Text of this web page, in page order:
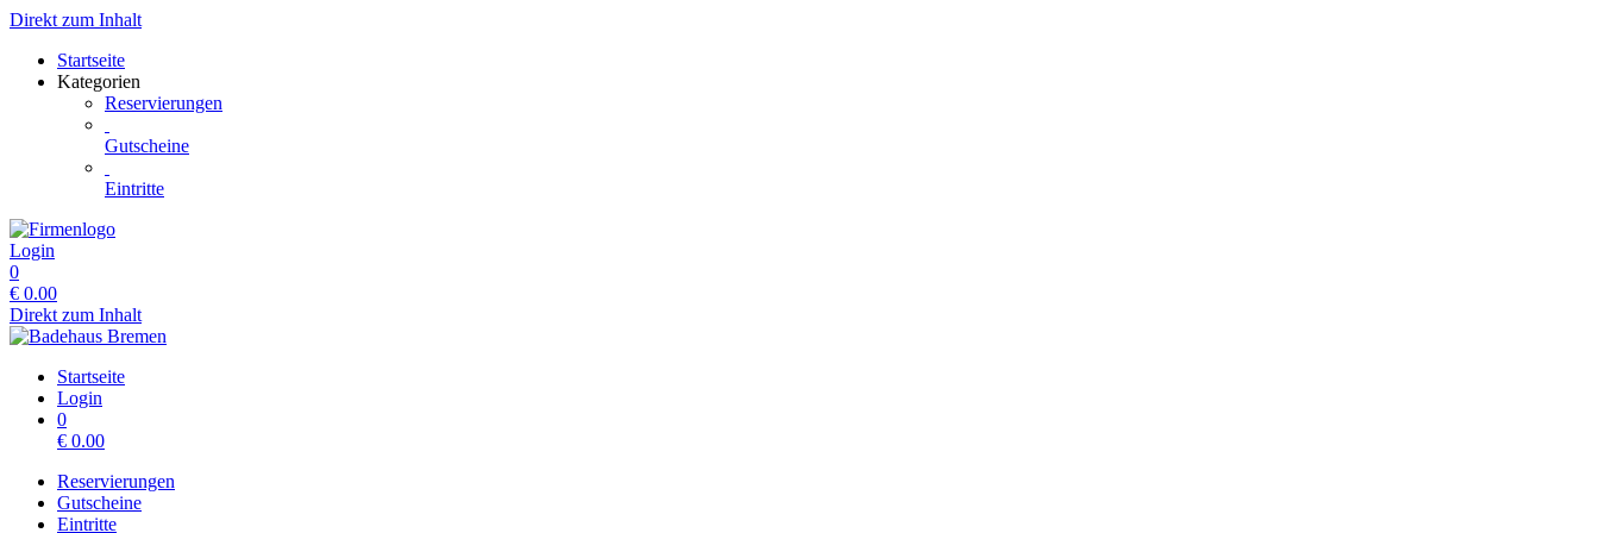
Direkt zum Inhalt
Startseite
Kategorien
Reservierungen
Gutscheine
Eintritte
Login
0
€ 0.00
Direkt zum Inhalt
Startseite
Login
0
€ 0.00
Reservierungen
Gutscheine
Eintritte